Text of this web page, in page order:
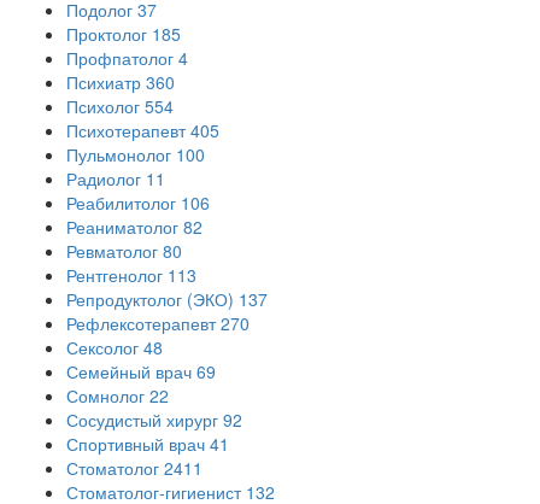
Подолог 37
Проктолог 185
Профпатолог 4
Психиатр 360
Психолог 554
Психотерапевт 405
Пульмонолог 100
Радиолог 11
Реабилитолог 106
Реаниматолог 82
Ревматолог 80
Рентгенолог 113
Репродуктолог (ЭКО) 137
Рефлексотерапевт 270
Сексолог 48
Семейный врач 69
Сомнолог 22
Сосудистый хирург 92
Спортивный врач 41
Стоматолог 2411
Стоматолог-гигиенист 132